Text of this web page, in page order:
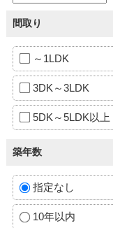
間取り
～1LDK
3DK～3LDK
5DK～5LDK以上
築年数
指定なし
10年以内